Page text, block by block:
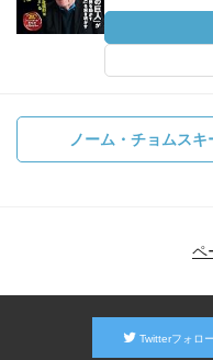
ノーム・チョムス
ペ
Twitterフォロー